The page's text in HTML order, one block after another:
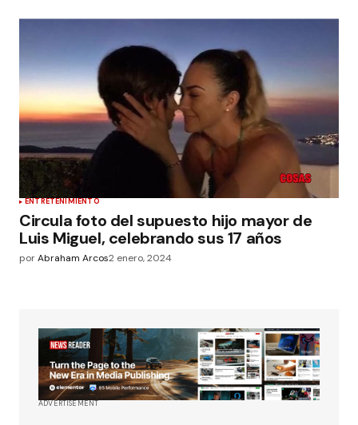
ENTRETENIMIENTO
Circula foto del supuesto hijo mayor de
Luis Miguel, celebrando sus 17 años
porAbraham Arcos2 enero, 2024
ADVERTISEMENT